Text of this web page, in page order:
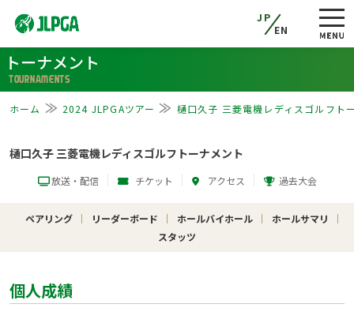
JP
EN
トーナメント
TOURNAMENTS
ホーム 2024 JLPGAツアー 樋口久子 三菱電機レディスゴルフト
樋口久子 三菱電機レディスゴルフトーナメント
放送・配信 チケット アクセス 過去大会
ペアリング リーダーボード ホールバイホール
ホールサマリ
スタッツ
個人成績